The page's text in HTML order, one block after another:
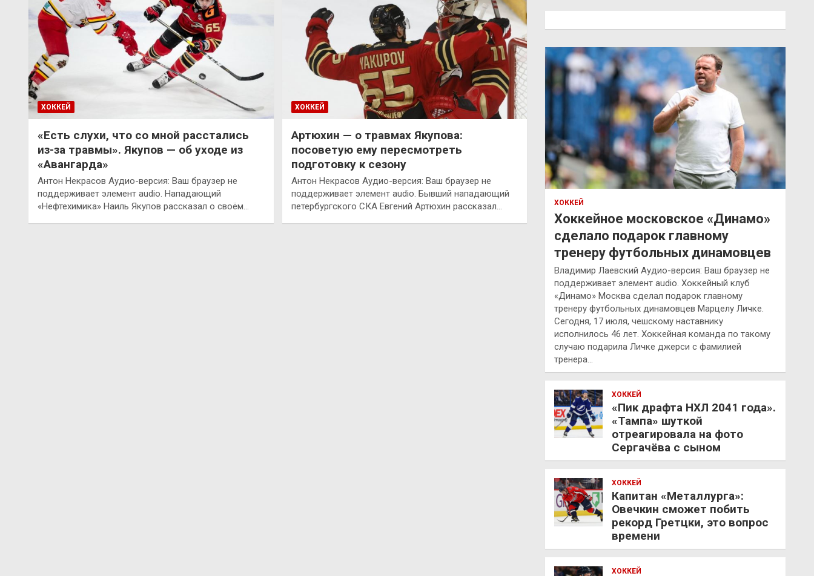
ХОККЕЙ
«Есть слухи, что со мной расстались
из-за травмы». Якупов — об уходе из
«Авангарда»
Антон Некрасов Аудио-версия: Ваш браузер не
поддерживает элемент audio. Нападающий
«Нефтехимика» Наиль Якупов рассказал о своём…
ХОККЕЙ
Артюхин — о травмах Якупова:
посоветую ему пересмотреть
подготовку к сезону
Антон Некрасов Аудио-версия: Ваш браузер не
поддерживает элемент audio. Бывший нападающий
петербургского СКА Евгений Артюхин рассказал…
ХОККЕЙ
Хоккейное московское «Динамо»
сделало подарок главному
тренеру футбольных динамовцев
Владимир Лаевский Аудио-версия: Ваш браузер не
поддерживает элемент audio. Хоккейный клуб
«Динамо» Москва сделал подарок главному
тренеру футбольных динамовцев Марцелу Личке.
Сегодня, 17 июля, чешскому наставнику
исполнилось 46 лет. Хоккейная команда по такому
случаю подарила Личке джерси с фамилией
тренера…
ХОККЕЙ
«Пик драфта НХЛ 2041 года».
«Тампа» шуткой
отреагировала на фото
Сергачёва с сыном
ХОККЕЙ
Капитан «Металлурга»:
Овечкин сможет побить
рекорд Гретцки, это вопрос
времени
ХОККЕЙ